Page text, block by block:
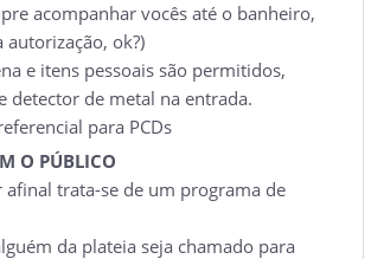
acompanhar vocês até o banheiro,
autorização, ok?)
e itens pessoais são permitidos,
detector de metal na entrada.
para PCDs
O PÚBLICO
trata-se de um programa de
da plateia seja chamado para